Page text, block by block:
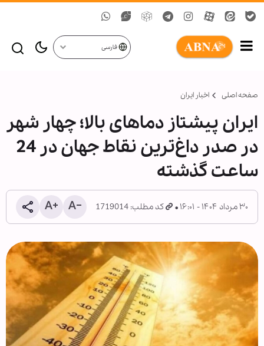
فارسی
صفحه اصلی اخبار ایران
ایران پیشتاز دماهای بالا؛ چهار شهر
در صدر داغ‌ترین نقاط جهان در 24
ساعت گذشته
۳۰ مرداد ۱۴۰۴ - ۱۶:۰۱ کد مطلب: 1719014